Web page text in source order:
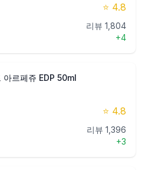
⭐ 4.8
리뷰 1,804
+4
아르페쥬 EDP 50ml
⭐ 4.8
리뷰 1,396
+3